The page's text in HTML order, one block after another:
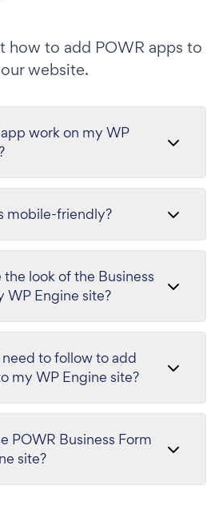
how to add POWR apps to
website.
work on my WP
mobile-friendly?
look of the Business
WP Engine site?
to follow to add
my WP Engine site?
POWR Business Form
site?